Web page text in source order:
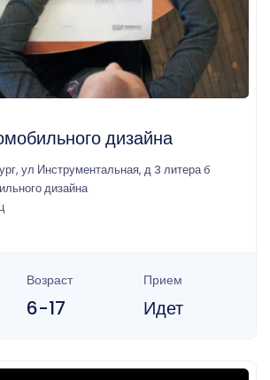
дизайна
ул Инструментальная, д 3 литера б
дизайна
Возраст
6-17
Прием
Идет